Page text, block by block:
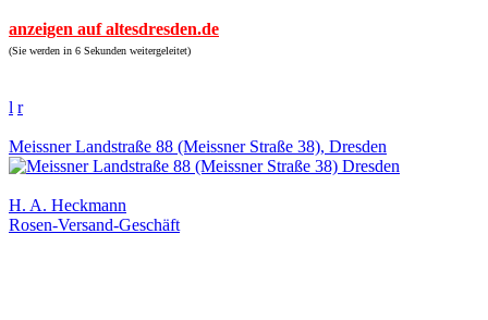
anzeigen auf altesdresden.de
(Sie werden in 6 Sekunden weitergeleitet)
l r
Meissner Landstraße 88 (Meissner Straße 38), Dresden
H. A. Heckmann
Rosen-Versand-Geschäft